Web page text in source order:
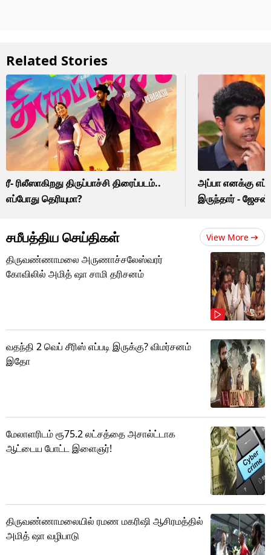
Related Stories
ரீ- ரிலீஸாகிறது திருப்பாச்சி திரைப்படம்..
எப்போது தெரியுமா?
அப்பா எனக்கு
இருந்தார் -
சமீபத்திய செய்திகள் View More
திருவண்ணாமலை அருணாச்சலேஸ்வரர்
கோவிலில் அமித் ஷா சாமி தரிசனம்
வதந்தி 2 வெப் சீரிஸ் எப்படி இருக்கு? விமர்சனம்
இதோ
மேலாளரிடம் ரூ75.2 லட்சத்தை அசால்ட்டாக
ஆட்டைய போட்ட இளைஞர்!
திருவண்ணாமலையில் ரமண மகரிஷி ஆசிரமத்தில்
அமித் ஷா வழிபாடு